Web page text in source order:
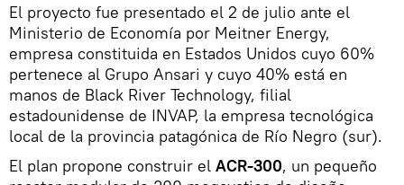
El proyecto fue presentado el 2 de julio ante el
Ministerio de Economía por Meitner Energy,
empresa constituida en Estados Unidos cuyo 60%
pertenece al Grupo Ansari y cuyo 40% está en
manos de Black River Technology, filial
estadounidense de INVAP, la empresa tecnológica
local de la provincia patagónica de Río Negro (sur).
El plan propone construir el ACR-300, un pequeño